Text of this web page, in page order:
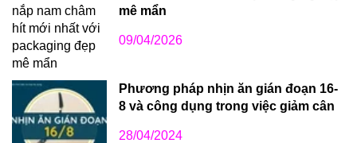
mê mẩn
09/04/2026
Phương pháp nhịn ăn gián đoạn 16-
8 và công dụng trong việc giảm cân
28/04/2024